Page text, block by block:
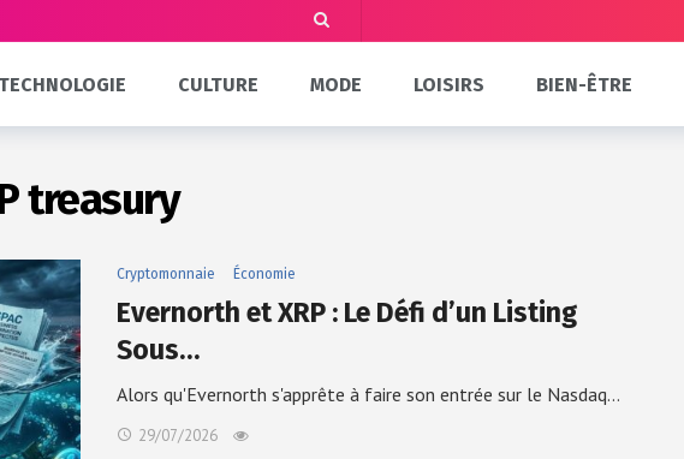
TECHNOLOGIE CULTURE MODE LOISIRS BIEN-ÊTRE
treasury
Cryptomonnaie Économie
Evernorth et XRP : Le Défi d’un Listing
Sous…
Alors qu'Evernorth s'apprête à faire son entrée sur le Nasdaq…
29/07/2026